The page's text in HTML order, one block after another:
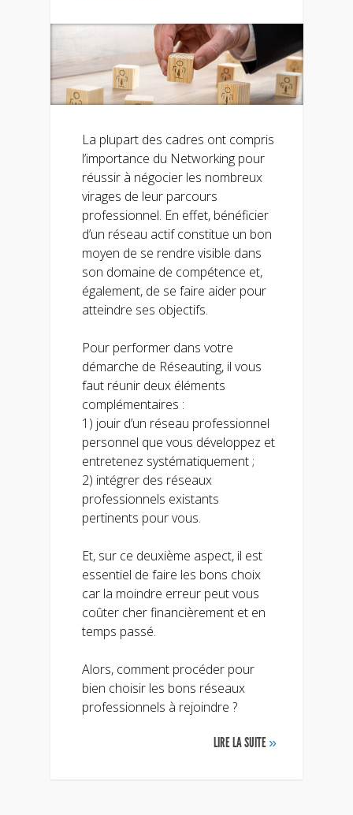
La plupart des cadres ont compris
l’importance du Networking pour
réussir à négocier les nombreux
virages de leur parcours
professionnel. En effet, bénéficier
d’un réseau actif constitue un bon
moyen de se rendre visible dans
son domaine de compétence et,
également, de se faire aider pour
atteindre ses objectifs.
Pour performer dans votre
démarche de Réseauting, il vous
faut réunir deux éléments
complémentaires :
1) jouir d’un réseau professionnel
personnel que vous développez et
entretenez systématiquement ;
2) intégrer des réseaux
professionnels existants
pertinents pour vous.
Et, sur ce deuxième aspect, il est
essentiel de faire les bons choix
car la moindre erreur peut vous
coûter cher financièrement et en
temps passé.
Alors, comment procéder pour
bien choisir les bons réseaux
professionnels à rejoindre ?
LIRE LA SUITE»